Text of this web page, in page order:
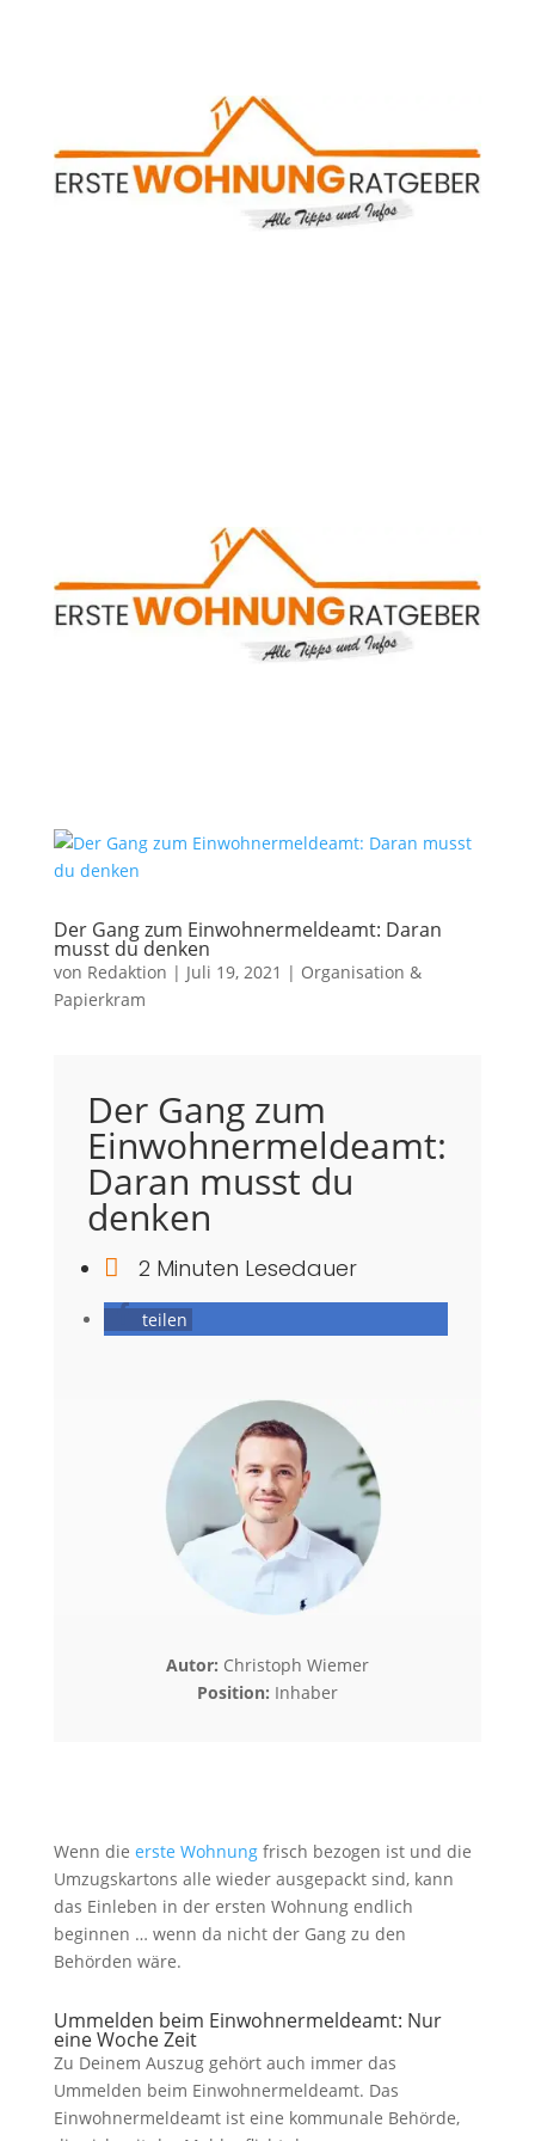
Der Gang zum Einwohnermeldeamt: Daran
musst du denken
von Redaktion | Juli 19, 2021 | Organisation &
Papierkram
Der Gang zum
Einwohnermeldeamt:
Daran musst du
denken
 2 Minuten Lesedauer
teilen
Autor: Christoph Wiemer
Position: Inhaber
Wenn die erste Wohnungfrisch bezogen ist und die
Umzugskartons alle wieder ausgepackt sind, kann
das Einleben in der ersten Wohnung endlich
beginnen … wenn da nicht der Gang zu den
Behörden wäre.
Ummelden beim Einwohnermeldeamt: Nur
eine Woche Zeit
Zu Deinem Auszug gehört auch immer das
Ummelden beim Einwohnermeldeamt. Das
Einwohnermeldeamt ist eine kommunale Behörde,